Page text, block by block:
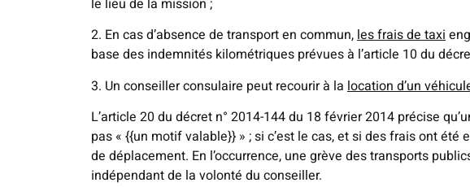
le lieu de la mission ;
2. En cas d’absence de transport en commun,les frais de taxi
base des indemnités kilométriques prévues à l’article 10 du
3. Un conseiller consulaire peut recourir à la location d’un
L’article 20 du décret n° 2014-144 du 18 février 2014 précise
pas « {{un motif valable}} » ; si c’est le cas, et si des frais ont
de déplacement. En l’occurrence, une grève des transports
indépendant de la volonté du conseiller.